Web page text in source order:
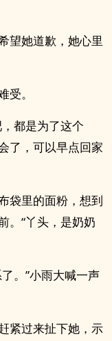
望她道歉，她心里
。
都是为了这个
了，可以早点回家
袋里的面粉，想到
。“丫头，是奶奶
。”小雨大喊一声
紧过来扯下她，示